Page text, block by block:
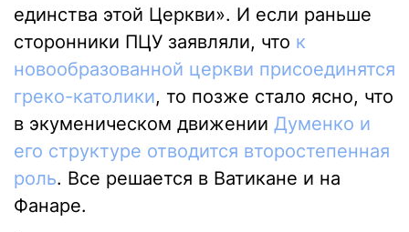
единства этой Церкви». И если раньше
сторонники ПЦУ заявляли, что к
новообразованной церкви присоединятся
греко-католики, то позже стало ясно, что
в экуменическом движении Думенко и
его структуре отводится второстепенная
роль. Все решается в Ватикане и на
Фанаре.